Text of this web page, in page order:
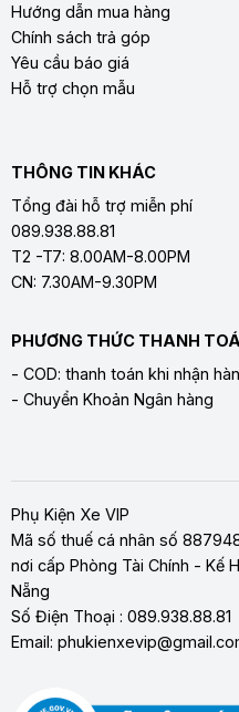
Hướng dẫn mua hàng
Chính sách trả góp
Yêu cầu báo giá
Hỗ trợ chọn mẫu
THÔNG TIN KHÁC
Tổng đài hỗ trợ miễn phí
089.938.88.81
T2 -T7: 8.00AM-8.00PM
CN: 7.30AM-9.30PM
PHƯƠNG THỨC THANH
- COD: thanh toán khi nhận
- Chuyển Khoản Ngân hàng
Phụ Kiện Xe VIP
Mã số thuế cá nhân số
nơi cấp Phòng Tài Chính - Kế
Nẵng
Số Điện Thoại : 089.938.88.81
Email: